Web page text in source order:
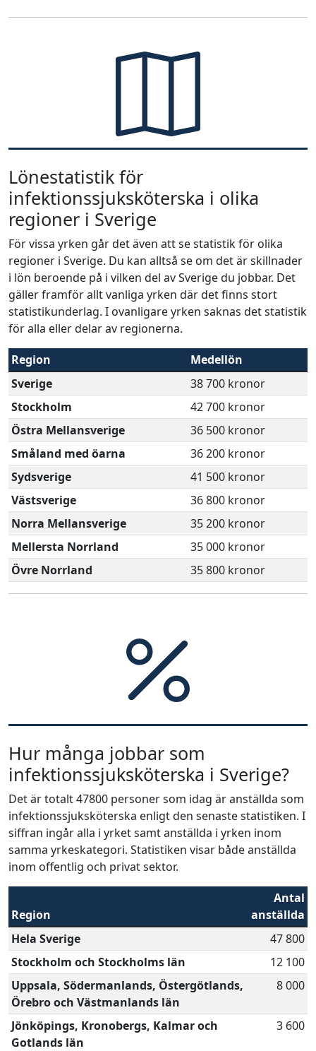
Lönestatistik för
infektionssjuksköterska i olika
regioner i Sverige
För vissa yrken går det även att se statistik för olika
regioner i Sverige. Du kan alltså se om det är skillnader
i lön beroende på i vilken del av Sverige du jobbar. Det
gäller framför allt vanliga yrken där det finns stort
statistikunderlag. I ovanligare yrken saknas det statistik
för alla eller delar av regionerna.
Region
Medellön
Sverige
38 700 kronor
Stockholm
42 700 kronor
Östra Mellansverige
36 500 kronor
Småland med öarna
36 200 kronor
Sydsverige
41 500 kronor
Västsverige
36 800 kronor
Norra Mellansverige
35 200 kronor
Mellersta Norrland
35 000 kronor
Övre Norrland
35 800 kronor
Hur många jobbar som
infektionssjuksköterska i Sverige?
Det är totalt 47800 personer som idag är anställda som
infektionssjuksköterska enligt den senaste statistiken. I
siffran ingår alla i yrket samt anställda i yrken inom
samma yrkeskategori. Statistiken visar både anställda
inom offentlig och privat sektor.
Region
Antal
anställda
Hela Sverige
47 800
Stockholm och Stockholms län
12 100
Uppsala, Södermanlands, Östergötlands,
Örebro och Västmanlands län
8 000
Jönköpings, Kronobergs, Kalmar och
Gotlands län
3 600